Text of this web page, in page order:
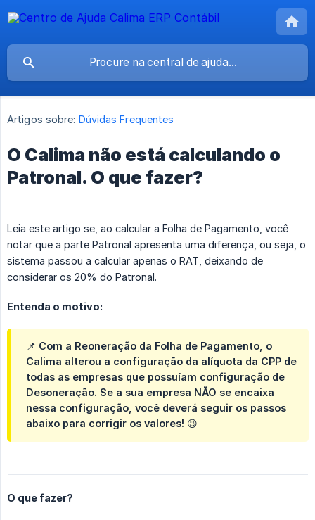
Artigos sobre: Dúvidas Frequentes
O Calima não está calculando o
Patronal. O que fazer?
Leia este artigo se, ao calcular a Folha de Pagamento, você
notar que a parte Patronal apresenta uma diferença, ou seja, o
sistema passou a calcular apenas o RAT, deixando de
considerar os 20% do Patronal.
Entenda o motivo:
📌 Com a Reoneração da Folha de Pagamento, o
Calima alterou a configuração da alíquota da CPP de
todas as empresas que possuíam configuração de
Desoneração. Se a sua empresa NÃO se encaixa
nessa configuração, você deverá seguir os passos
abaixo para corrigir os valores! 😉
O que fazer?